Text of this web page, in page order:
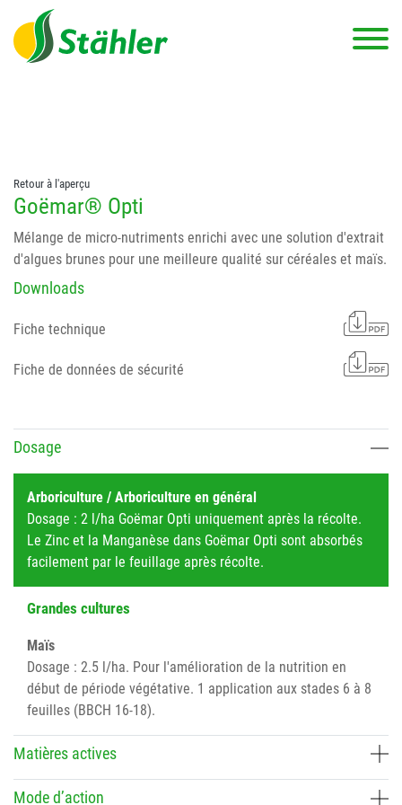
string(78) "Test 12 {FONT:12} // Dosierungen: test 123 dfasdf
asdfW134 245 34" string(62) "Test 12 {FONT:12} Dosierungen: test
123 dfasdf asdfW134 245 34"
Retour à l'aperçu
Goëmar® Opti
Mélange de micro-nutriments enrichi avec une solution d'extrait
d'algues brunes pour une meilleure qualité sur céréales et maïs.
Downloads
Fiche technique
Fiche de données de sécurité
Dosage
Arboriculture / Arboriculture en général
Dosage : 2 l/ha Goëmar Opti uniquement après la récolte.
Le Zinc et la Manganèse dans Goëmar Opti sont absorbés
facilement par le feuillage après récolte.
Grandes cultures
Maïs
Dosage : 2.5 l/ha. Pour l'amélioration de la nutrition en
début de période végétative. 1 application aux stades 6 à 8
feuilles (BBCH 16-18).
Matières actives
Mode d’action